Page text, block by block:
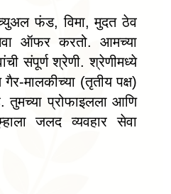
फंड, विमा, मुदत ठेव
ऑफर करतो. आमच्या
संपूर्ण श्रेणी. श्रेणीमध्ये
गैर-मालकीच्या (तृतीय पक्ष)
तुमच्या प्रोफाइलला आणि
जलद व्यवहार सेवा